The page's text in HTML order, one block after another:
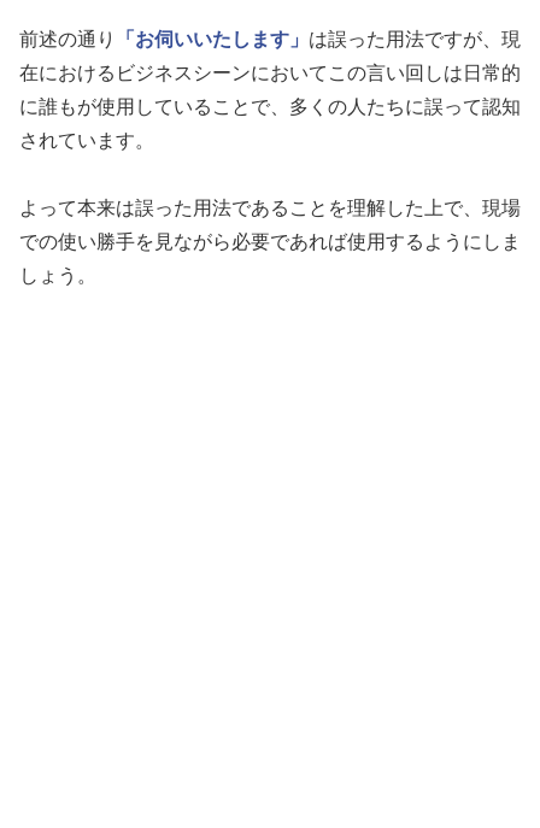
前述の通り 「お伺いいたします」 は誤った用法ですが、現
在におけるビジネスシーンにおいてこの言い回しは日常的
に誰もが使用していることで、多くの人たちに誤って認知
されています。
よって本来は誤った用法であることを理解した上で、現場
での使い勝手を見ながら必要であれば使用するようにしま
しょう。